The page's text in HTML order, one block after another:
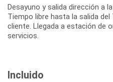
Desayuno y salida dirección a
Tiempo libre hasta la salida
cliente. Llegada a estación de
Incluido